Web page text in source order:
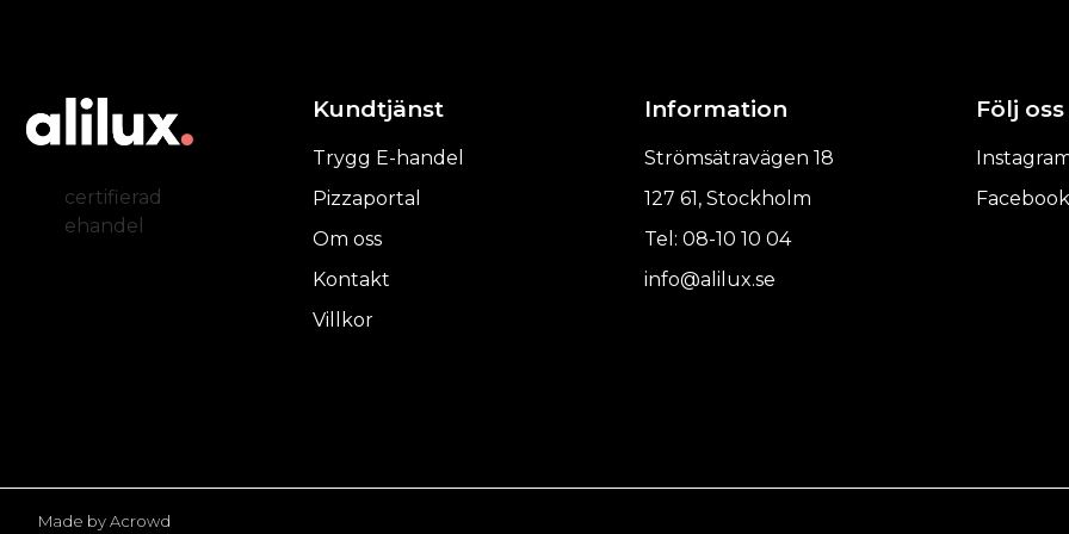
certifierad
ehandel
Kundtjänst
Trygg E-handel
Pizzaportal
Om oss
Kontakt
Villkor
Information
Strömsätravägen 18
127 61, Stockholm
Tel: 08-10 10 04
info@alilux.se
Följ oss
Facebook
Made by Acrowd